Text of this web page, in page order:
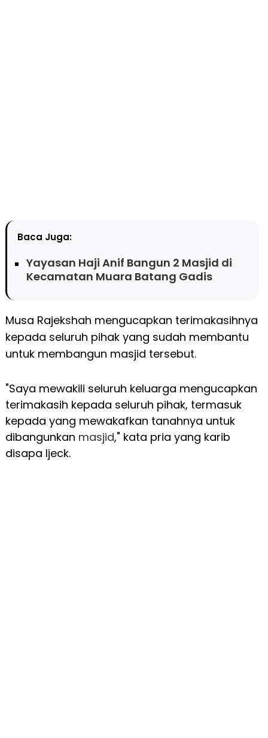
Baca Juga:
Yayasan Haji Anif Bangun 2 Masjid di
Kecamatan Muara Batang Gadis
Musa Rajekshah mengucapkan terimakasihnya
kepada seluruh pihak yang sudah membantu
untuk membangun masjid tersebut.
"Saya mewakili seluruh keluarga mengucapkan
terimakasih kepada seluruh pihak, termasuk
kepada yang mewakafkan tanahnya untuk
dibangunkan masjid," kata pria yang karib
disapa Ijeck.